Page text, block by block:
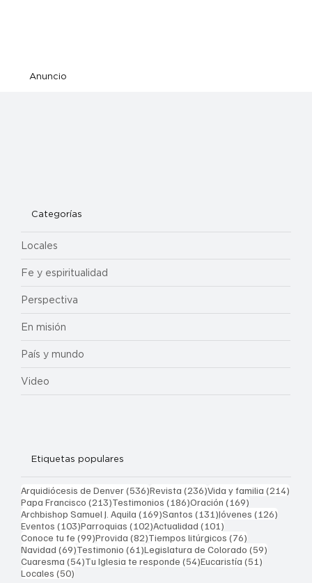
Anuncio
Categorías
Locales
Fe y espiritualidad
Perspectiva
En misión
País y mundo
Video
Etiquetas populares
Arquidiócesis de Denver(536)536 entradas
Revista (236)236 entradas
Vida y familia (214)
Papa Francisco (213)213 entradas
Testimonios (186)186 entradas
Oración (169)
Archbishop Samuel J. Aquila (169)169 entradas
Santos (131)131 entradas
Jóvenes (126)
Eventos (103)103 entradas
Parroquias (102)102 entradas
Actualidad (101)
Conoce tu fe (99)99 entradas
Provida (82)82 entradas
Tiempos litúrgicos (76)
Navidad (69)69 entradas
Testimonio (61)61 entradas
Legislatura de Colorado (59)
Cuaresma (54)54 entradas
Tu Iglesia te responde (54)54 entradas
Eucaristía (51)
Locales (50)